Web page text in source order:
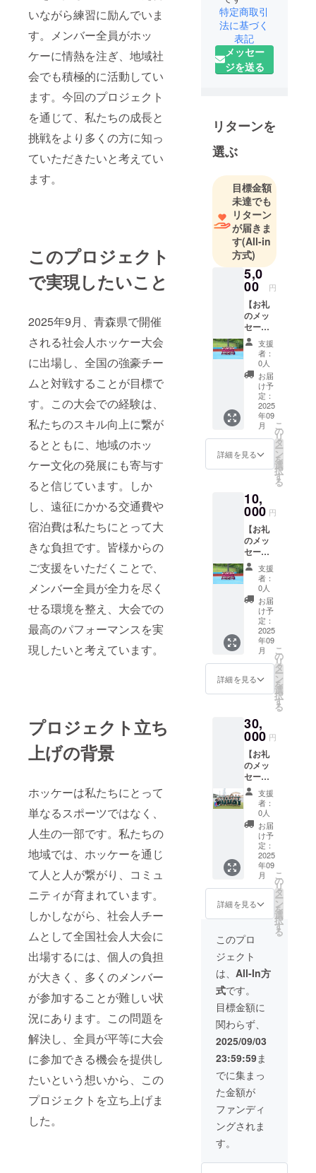
いながら練習に励んでいま
す。メンバー全員がホッ
ケーに情熱を注ぎ、地域社
会でも積極的に活動してい
ます。今回のプロジェクト
を通じて、私たちの成長と
挑戦をより多くの方に知っ
ていただきたいと考えてい
ます。
このプロジェクト
で実現したいこと
2025年9月、青森県で開催
される社会人ホッケー大会
に出場し、全国の強豪チー
ムと対戦することが目標で
す。この大会での経験は、
私たちのスキル向上に繋が
るとともに、地域のホッ
ケー文化の発展にも寄与す
ると信じています。しか
し、遠征にかかる交通費や
宿泊費は私たちにとって大
きな負担です。皆様からの
ご支援をいただくことで、
メンバー全員が全力を尽く
せる環境を整え、大会での
最高のパフォーマンスを実
現したいと考えています。
プロジェクト立ち
上げの背景
ホッケーは私たちにとって
単なるスポーツではなく、
人生の一部です。私たちの
地域では、ホッケーを通じ
て人と人が繋がり、コミュ
ニティが育まれています。
しかしながら、社会人チー
ムとして全国社会人大会に
出場するには、個人の負担
が大きく、多くのメンバー
が参加することが難しい状
況にあります。この問題を
解決し、全員が平等に大会
に参加できる機会を提供し
たいという想いから、この
プロジェクトを立ち上げま
した。
特定商取引
法に基づく
表記
メッセー
ジを送る
リターンを
選ぶ
目標金額
未達でも
リターン
が届きま
す(All-in
方式)
5,0
00 円
【お礼
のメッ
セー
ジ】 感
謝の気
持ちを
込め
て、お
礼の
メッ
セージ
Instagr
amより
配信い
た、お
礼の
メッ
セージ
は、ご
支援い
ただい
た金額
に関わ
らず、
同じ内
容にな
りま
す。
支援
者：
0人
お届
け予
定：
2025
年09
月
詳細を見る
こ
の
リ
タ
ー
ン
を
選
択
す
る
10,
000 円
【お礼
のメッ
セー
ジ】 感
謝の気
持ちを
込め
て、お
礼の
メッ
セージ
Instagr
amより
配信い
た、お
礼の
メッ
セージ
は、ご
支援い
ただい
た金額
に関わ
らず、
同じ内
容にな
りま
す。
支援
者：
0人
お届
け予
定：
2025
年09
月
詳細を見る
こ
の
リ
タ
ー
ン
を
選
択
す
る
30,
000 円
【お礼
のメッ
セー
ジ】 感
謝の気
持ちを
込め
て、お
礼の
メッ
セージ
Instagr
amより
配信い
す。 ま
た、お
礼の
メッ
セージ
は、ご
支援い
ただい
た金額
に関わ
らず、
同じ内
容にな
りま
す。
支援
者：
0人
お届
け予
定：
2025
年09
月
詳細を見る
こ
の
リ
タ
ー
ン
を
選
択
す
る
このプロ
ジェクト
は、 All-In方
式です。
目標金額に
関わらず、
2025/09/03
23:59:59ま
でに集まっ
た金額が
ファンディ
ングされま
す。